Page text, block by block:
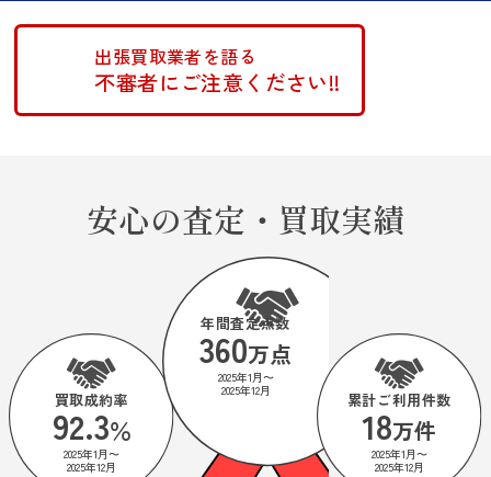
出張買取業者を語る
不審者にご注意ください!!
安心の査定・買取実績
買取成約率
92.3％
2025年1月〜
2025年12月
年間査定点数
360万点
2025年1月〜
2025年12月
累計ご利用件数
18万件
2025年1月〜
2025年12月